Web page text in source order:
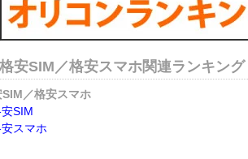
格安SIM／格安スマホ関連ランキング
SIM／格安スマホ
SIM
スマホ